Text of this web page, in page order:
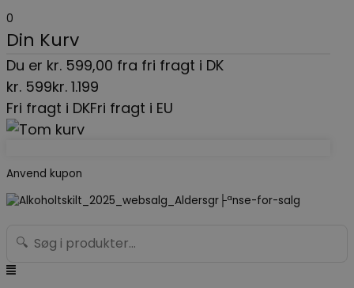
0
Din Kurv
Du er kr. 599,00 fra fri fragt i DK
kr. 599kr. 1.199
Fri fragt i DKFri fragt i EU
Anvend kupon
til
indholdet
🔍